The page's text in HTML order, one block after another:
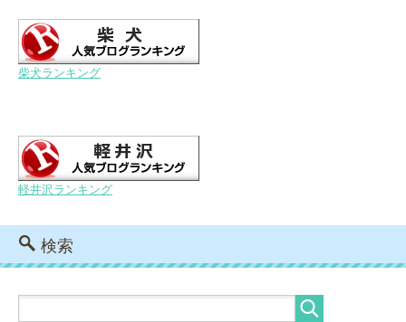
柴犬ランキング
軽井沢ランキング
検索